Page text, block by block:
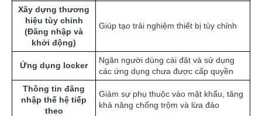
Xây dựng thương
hiệu tùy chỉnh
(Đăng nhập và
khởi động)
Giúp tạo trải nghiệm thiết bị tùy chỉnh
Ứng dụng locker
Ngăn người dùng cài đặt và sử dụng
các ứng dụng chưa được cấp quyền
Thông tin đăng
nhập thế hệ tiếp
theo
Giảm sự phụ thuộc vào mật khẩu, tăng
khả năng chống trộm và lừa đảo